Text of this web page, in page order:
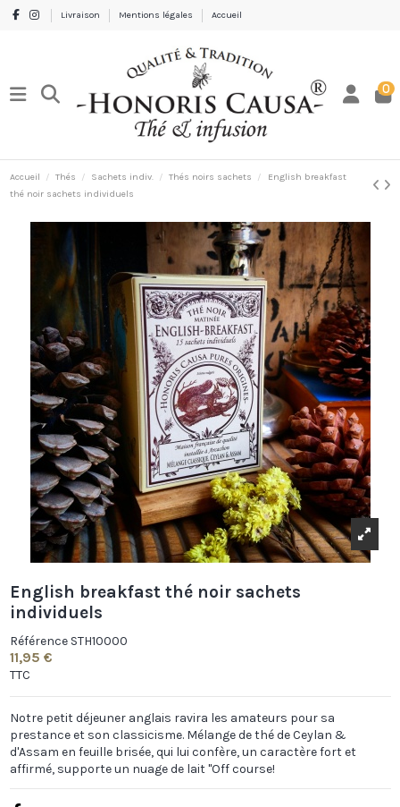
Livraison Mentions légales Accueil
0
Accueil Thés Sachets indiv. Thés noirs sachets
English breakfast
thé noir sachets individuels
English breakfast thé noir sachets
individuels
Référence STH10000
11,95 €
TTC
Notre petit déjeuner anglais ravira les amateurs pour sa
prestance et son classicisme. Mélange de thé de Ceylan &
d'Assam en feuille brisée, qui lui confère, un caractère fort et
affirmé, supporte un nuage de lait "Off course!